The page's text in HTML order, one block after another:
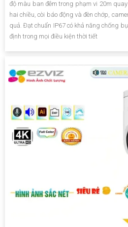
độ màu ban đêm trong phạm vi 20m
hai chiều, còi báo động và đèn chớp,
quả. Đạt chuẩn IP67 có khả năng chống
định trong mọi điều kiện thời tiết